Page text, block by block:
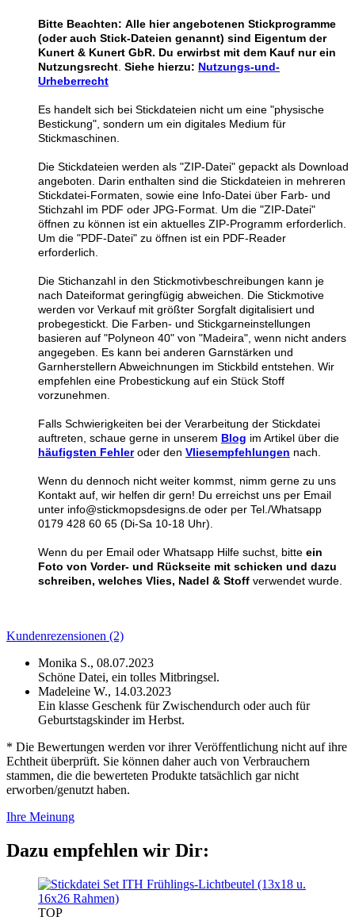
Bitte Beachten: Alle hier angebotenen Stickprogramme
(oder auch Stick-Dateien genannt) sind Eigentum der
Kunert & Kunert GbR. Du erwirbst mit dem Kauf nur ein
Nutzungsrecht Siehe hierzu: Nutzungs-und-
Urheberrecht
Es handelt sich bei Stickdateien nicht um eine "physische
Bestickung", sondern um ein digitales Medium für
Stickmaschinen.
Die Stickdateien werden als "ZIP-Datei" gepackt als Download
angeboten. Darin enthalten sind die Stickdateien in mehreren
Stickdatei-Formaten, sowie eine Info-Datei über Farb- und
Stichzahl im PDF oder JPG-Format. Um die "ZIP-Datei"
öffnen zu können ist ein aktuelles ZIP-Programm erforderlich.
Um die "PDF-Datei" zu öffnen ist ein PDF-Reader
erforderlich.
Die Stichanzahl in den Stickmotivbeschreibungen kann je
nach Dateiformat geringfügig abweichen. Die Stickmotive
werden vor Verkauf mit größter Sorgfalt digitalisiert und
probegestickt. Die Farben- und Stickgarneinstellungen
basieren auf "Polyneon 40" von "Madeira", wenn nicht anders
angegeben. Es kann bei anderen Garnstärken und
Garnherstellern Abweichnungen im Stickbild entstehen. Wir
empfehlen eine Probestickung auf ein Stück Stoff
vorzunehmen.
Falls Schwierigkeiten bei der Verarbeitung der Stickdatei
auftreten, schaue gerne in unserem Blog im Artikel über die
häufigsten Fehleroder den Vliesempfehlungen nach.
Wenn du dennoch nicht weiter kommst, nimm gerne zu uns
Kontakt auf, wir helfen dir gern! Du erreichst uns per Email
unter info@stickmopsdesigns.de oder per Tel./Whatsapp
0179 428 60 65 (Di-Sa 10-18 Uhr).
Wenn du per Email oder Whatsapp Hilfe suchst, bitte ein
Foto von Vorder- und Rückseite mit schicken und dazu
schreiben, welches Vlies, Nadel & Stoff verwendet wurde.
Kundenrezensionen (2)
Monika S., 08.07.2023
Schöne Datei, ein tolles Mitbringsel.
Madeleine W., 14.03.2023
Ein klasse Geschenk für Zwischendurch oder auch für
Geburtstagskinder im Herbst.
* Die Bewertungen werden vor ihrer Veröffentlichung nicht auf ihre
Echtheit überprüft. Sie können daher auch von Verbrauchern
stammen, die die bewerteten Produkte tatsächlich gar nicht
erworben/genutzt haben.
Ihre Meinung
Dazu empfehlen wir Dir:
TOP